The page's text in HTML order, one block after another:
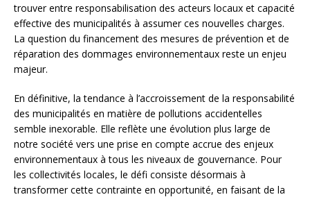
trouver entre responsabilisation des acteurs locaux et capacité
effective des municipalités à assumer ces nouvelles charges.
La question du financement des mesures de prévention et de
réparation des dommages environnementaux reste un enjeu
majeur.
En définitive, la tendance à l’accroissement de la responsabilité
des municipalités en matière de pollutions accidentelles
semble inexorable. Elle reflète une évolution plus large de
notre société vers une prise en compte accrue des enjeux
environnementaux à tous les niveaux de gouvernance. Pour
les collectivités locales, le défi consiste désormais à
transformer cette contrainte en opportunité, en faisant de la